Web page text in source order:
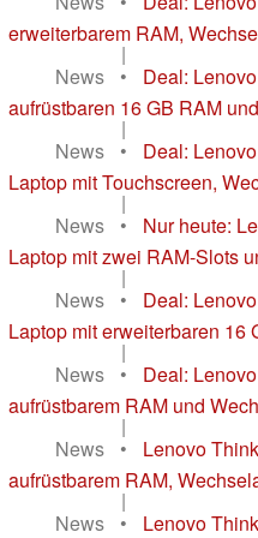
erweiterbarem RAM,
|
News
•
Deal:
aufrüstbaren 16 GB RAM
|
News
•
Deal:
Laptop mit Touchscreen,
|
News
•
Nur heute:
Laptop mit zwei RAM-Slots
|
News
•
Deal:
Laptop mit erweiterbaren 16
|
News
•
Deal:
aufrüstbarem RAM und
|
News
•
Lenovo
aufrüstbarem RAM,
|
News
•
Lenovo